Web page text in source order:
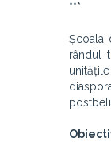
***
Școala
rândul